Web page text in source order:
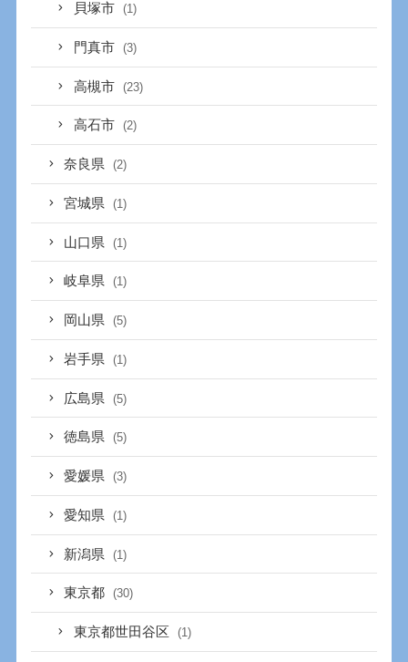
貝塚市 (1)
門真市 (3)
高槻市 (23)
高石市 (2)
奈良県 (2)
宮城県 (1)
山口県 (1)
岐阜県 (1)
岡山県 (5)
岩手県 (1)
広島県 (5)
徳島県 (5)
愛媛県 (3)
愛知県 (1)
新潟県 (1)
東京都 (30)
東京都世田谷区 (1)